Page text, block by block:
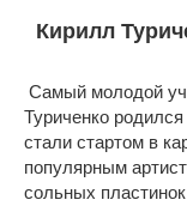
Кирилл
Самый молодой
Туриченко
стали стартом в
популярным
сольных